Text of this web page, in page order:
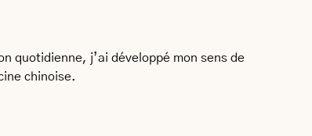
quotidienne, j’ai développé mon sens de
chinoise.